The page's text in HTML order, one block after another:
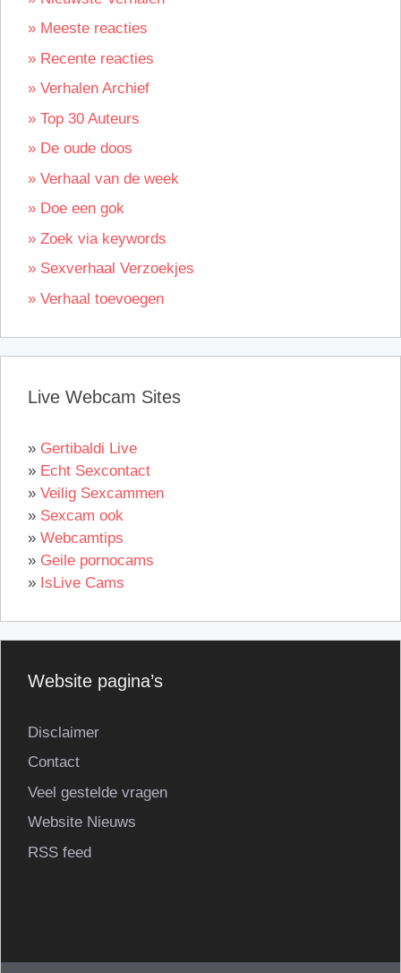
» Meeste reacties
» Recente reacties
» Verhalen Archief
» Top 30 Auteurs
» De oude doos
» Verhaal van de week
» Doe een gok
» Zoek via keywords
» Sexverhaal Verzoekjes
» Verhaal toevoegen
Live Webcam Sites
» Gertibaldi Live
» Echt Sexcontact
» Veilig Sexcammen
» Sexcam ook
» Webcamtips
» Geile pornocams
» IsLive Cams
Website pagina’s
Disclaimer
Contact
Veel gestelde vragen
Website Nieuws
RSS feed